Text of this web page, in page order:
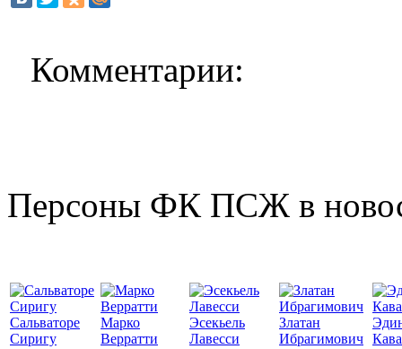
Комментарии:
Персоны ФК ПСЖ в
Сальваторе
Сиригу
Марко
Верратти
Эсекьель
Лавесси
Златан
Ибрагимович